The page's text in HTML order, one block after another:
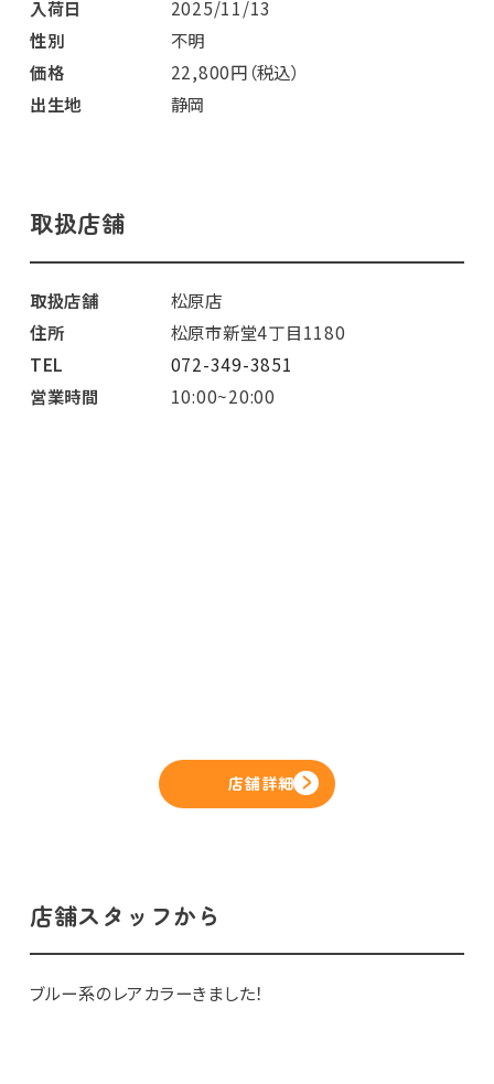
入荷日
2025/11/13
性別
不明
価格
22,800円（税込）
出生地
静岡
取扱店舗
取扱店舗
松原店
住所
松原市新堂4丁目1180
TEL
072-349-3851
営業時間
10:00~20:00
店舗詳細
店舗スタッフから
ブルー系のレアカラーきました！